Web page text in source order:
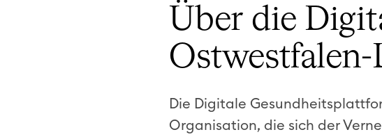
Über die
Die Digitale
Organisation, die sich der